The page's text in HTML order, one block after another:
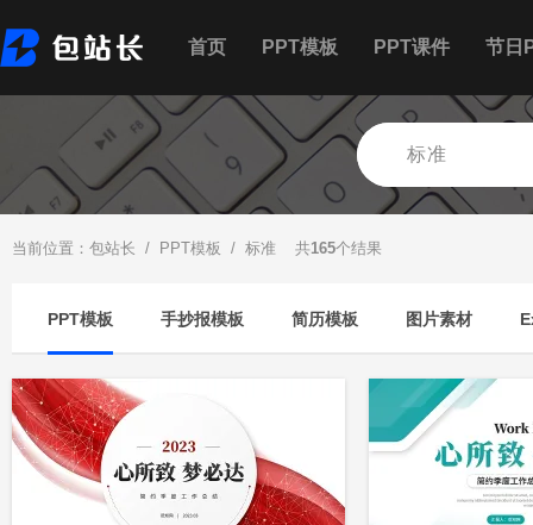
首页 PPT模板 PPT课件 节日
当前位置： 包站长 / PPT模板 / 标准 共165个结果
PPT模板 手抄报模板 简历模板 图片素材